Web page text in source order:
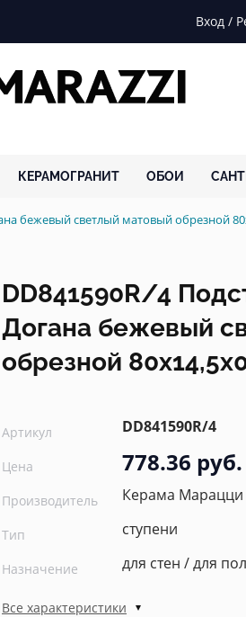
Вход /
КЕРАМОГРАНИТ ОБОИ
бежевый светлый матовый обрезной
DD841590R/4
Догана бежевый
обрезной
Артикул DD841590R/4
Цена 778.36 руб.
Производитель Керама Марацци
Тип ступени
Назначение для стен / для
Все характеристики